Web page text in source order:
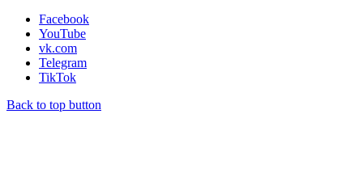
Facebook
YouTube
vk.com
Telegram
TikTok
Back to top button